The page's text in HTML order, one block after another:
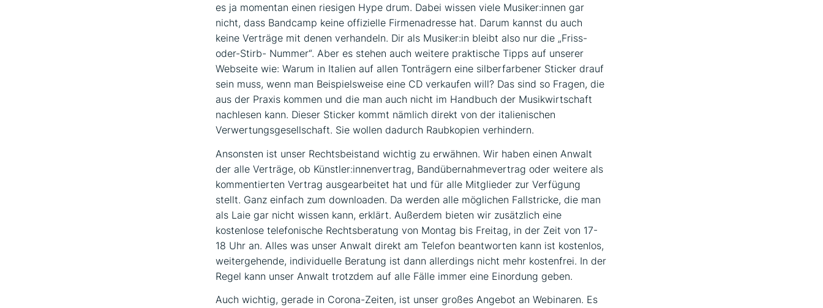
es ja momentan einen riesigen Hype drum. Dabei wissen viele Musiker:innen gar
nicht, dass Bandcamp keine offizielle Firmenadresse hat. Darum kannst du auch
keine Verträge mit denen verhandeln. Dir als Musiker:in bleibt also nur die „Friss-
oder-Stirb- Nummer“. Aber es stehen auch weitere praktische Tipps auf unserer
Webseite wie: Warum in Italien auf allen Tonträgern eine silberfarbener Sticker drauf
sein muss, wenn man Beispielsweise eine CD verkaufen will? Das sind so Fragen, die
aus der Praxis kommen und die man auch nicht im Handbuch der Musikwirtschaft
nachlesen kann. Dieser Sticker kommt nämlich direkt von der italienischen
Verwertungsgesellschaft. Sie wollen dadurch Raubkopien verhindern.
Ansonsten ist unser Rechtsbeistand wichtig zu erwähnen. Wir haben einen Anwalt
der alle Verträge, ob Künstler:innenvertrag, Bandübernahmevertrag oder weitere als
kommentierten Vertrag ausgearbeitet hat und für alle Mitglieder zur Verfügung
stellt. Ganz einfach zum downloaden. Da werden alle möglichen Fallstricke, die man
als Laie gar nicht wissen kann, erklärt. Außerdem bieten wir zusätzlich eine
kostenlose telefonische Rechtsberatung von Montag bis Freitag, in der Zeit von 17-
18 Uhr an. Alles was unser Anwalt direkt am Telefon beantworten kann ist kostenlos,
weitergehende, individuelle Beratung ist dann allerdings nicht mehr kostenfrei. In der
Regel kann unser Anwalt trotzdem auf alle Fälle immer eine Einordung geben.
Auch wichtig, gerade in Corona-Zeiten, ist unser großes Angebot an Webinaren. Es